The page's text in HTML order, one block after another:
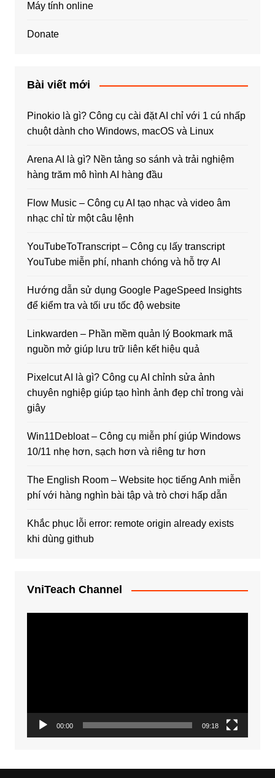
Máy tính online
Donate
Bài viết mới
Pinokio là gì? Công cụ cài đặt AI chỉ với 1 cú nhấp
chuột dành cho Windows, macOS và Linux
Arena AI là gì? Nền tảng so sánh và trải nghiệm
hàng trăm mô hình AI hàng đầu
Flow Music – Công cụ AI tạo nhạc và video âm
nhạc chỉ từ một câu lệnh
YouTubeToTranscript – Công cụ lấy transcript
YouTube miễn phí, nhanh chóng và hỗ trợ AI
Hướng dẫn sử dụng Google PageSpeed Insights
để kiểm tra và tối ưu tốc độ website
Linkwarden – Phần mềm quản lý Bookmark mã
nguồn mở giúp lưu trữ liên kết hiệu quả
Pixelcut AI là gì? Công cụ AI chỉnh sửa ảnh
chuyên nghiệp giúp tạo hình ảnh đẹp chỉ trong vài
giây
Win11Debloat – Công cụ miễn phí giúp Windows
10/11 nhẹ hơn, sạch hơn và riêng tư hơn
The English Room – Website học tiếng Anh miễn
phí với hàng nghìn bài tập và trò chơi hấp dẫn
Khắc phục lỗi error: remote origin already exists
khi dùng github
VniTeach Channel
00:00 09:18